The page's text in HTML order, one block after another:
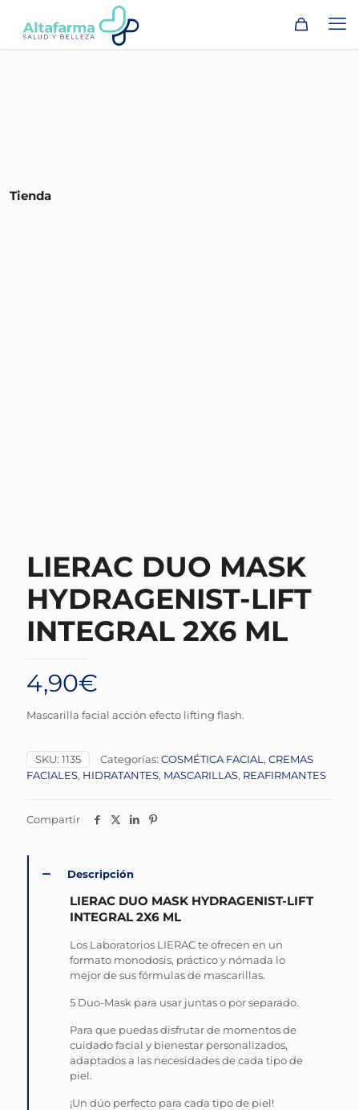
Tienda
LIERAC DUO MASK
HYDRAGENIST-LIFT
INTEGRAL 2X6 ML
4,90€
Mascarilla facial acción efecto lifting flash.
SKU: 1135 Categorías: COSMÉTICA FACIAL , CREMAS
FACIALES, HIDRATANTES, MASCARILLAS, REAFIRMANTES
Compartir
Descripción
LIERAC DUO MASK HYDRAGENIST-LIFT
INTEGRAL 2X6 ML
Los Laboratorios LIERAC te ofrecen en un
formato monodosis, práctico y nómada lo
mejor de sus fórmulas de mascarillas.
5 Duo-Mask para usar juntas o por separado.
Para que puedas disfrutar de momentos de
cuidado facial y bienestar personalizados,
adaptados a las necesidades de cada tipo de
piel.
¡Un dúo perfecto para cada tipo de piel!